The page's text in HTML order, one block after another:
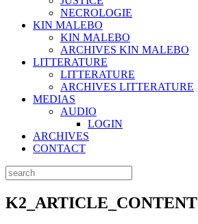
NECROLOGIE
KIN MALEBO
KIN MALEBO
ARCHIVES KIN MALEBO
LITTERATURE
LITTERATURE
ARCHIVES LITTERATURE
MEDIAS
AUDIO
LOGIN
ARCHIVES
CONTACT
K2_ARTICLE_CONTENT